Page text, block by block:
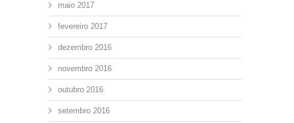
maio 2017
fevereiro 2017
dezembro 2016
novembro 2016
outubro 2016
setembro 2016